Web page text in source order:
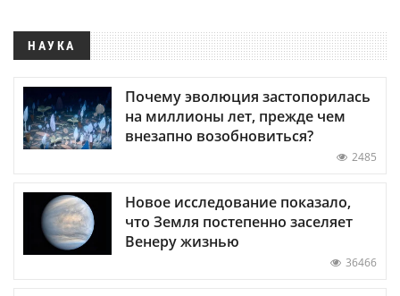
НАУКА
Почему эволюция застопорилась
на миллионы лет, прежде чем
внезапно возобновиться?
2485
Новое исследование показало,
что Земля постепенно заселяет
Венеру жизнью
36466